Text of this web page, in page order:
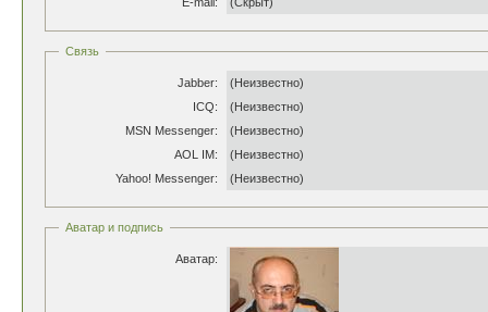
Связь
Jabber:
(Неизвестно)
ICQ:
(Неизвестно)
MSN Messenger:
(Неизвестно)
AOL IM:
(Неизвестно)
Yahoo! Messenger:
(Неизвестно)
Аватар и подпись
Аватар: